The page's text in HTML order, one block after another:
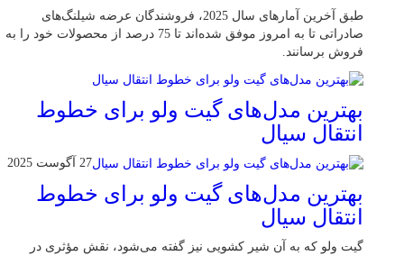
طبق آخرین آمارهای سال 2025، فروشندگان عرضه شیلنگ‌های
صادراتی تا به امروز موفق شده‌اند تا 75 درصد از محصولات خود را به
فروش برسانند.
بهترین مدل‌های گیت ولو برای خطوط
انتقال سیال
27 آگوست 2025
بهترین مدل‌های گیت ولو برای خطوط
انتقال سیال
گیت ولو که به آن شیر کشویی نیز گفته می‌شود، نقش مؤثری در